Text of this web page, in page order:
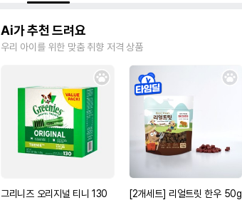
Ai가 추천 드려요
우리 아이를 위한 맞춤 취향 저격 상품
그리니즈 오리지널 티니 130
[2개세트] 리얼트릿 한우 50g